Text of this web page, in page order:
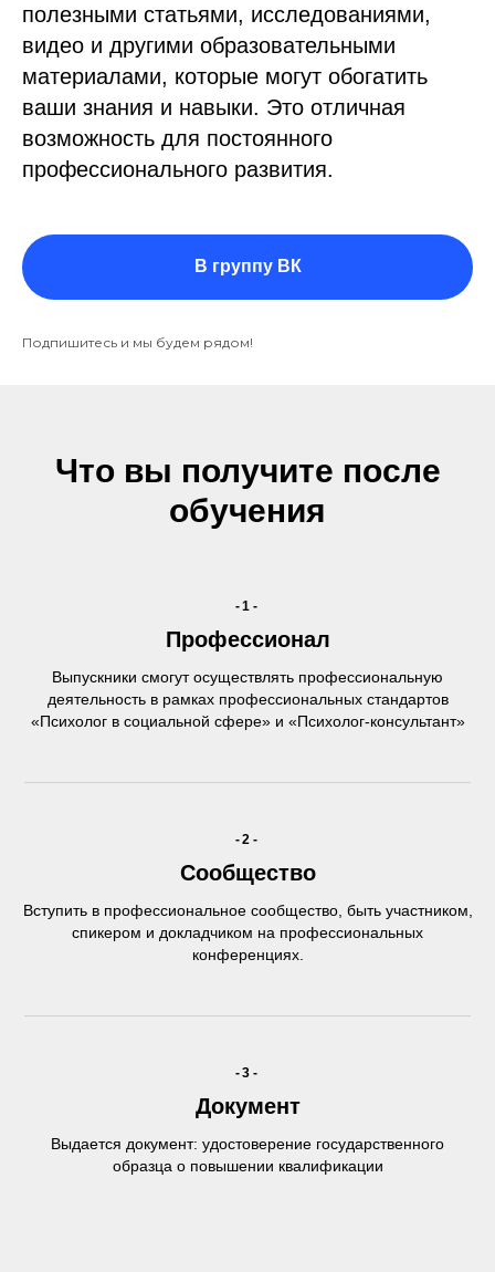
полезными статьями, исследованиями,
видео и другими образовательными
материалами, которые могут обогатить
ваши знания и навыки. Это отличная
возможность для постоянного
профессионального развития.
В группу ВК
Подпишитесь и мы будем рядом!
Что вы получите после
обучения
-1-
Профессионал
Выпускники смогут осуществлять профессиональную
деятельность в рамках профессиональных стандартов
«Психолог в социальной сфере» и «Психолог-консультант»
-2-
Сообщество
Вступить в профессиональное сообщество, быть участником,
спикером и докладчиком на профессиональных
конференциях.
-3-
Документ
Выдается документ: удостоверение государственного
образца о повышении квалификации